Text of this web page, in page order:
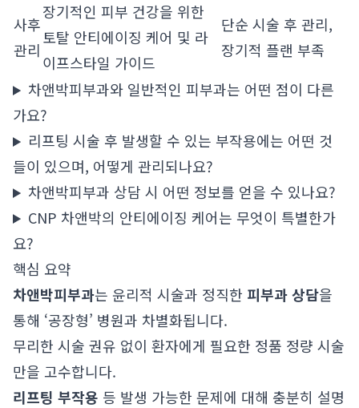
사후
관리
장기적인 피부 건강을 위한
토탈 안티에이징 케어 및 라
이프스타일 가이드
단순 시술 후 관리,
장기적 플랜 부족
차앤박피부과와 일반적인 피부과는 어떤 점이 다른
가요?
리프팅 시술 후 발생할 수 있는 부작용에는 어떤 것
들이 있으며, 어떻게 관리되나요?
차앤박피부과 상담 시 어떤 정보를 얻을 수 있나요?
CNP 차앤박의 안티에이징 케어는 무엇이 특별한가
요?
핵심 요약
차앤박피부과는 윤리적 시술과 정직한 피부과 상담을
통해 ‘공장형’ 병원과 차별화됩니다.
무리한 시술 권유 없이 환자에게 필요한 정품 정량 시술
만을 고수합니다.
리프팅 부작용 등 발생 가능한 문제에 대해 충분히 설명